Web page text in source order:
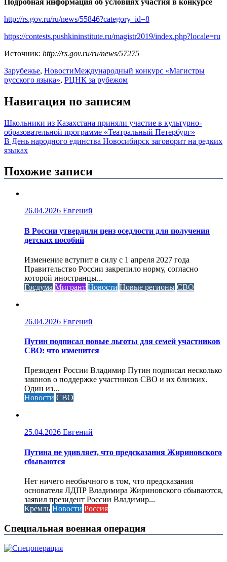
http://rs.gov.ru/ru/news/55846?category_id=8
https://contests.pushkininstitute.ru/magistr2019/index.php?locale=ru
Источник: http://rs.gov.ru/ru/news/57275
Зарубежье, НовостиМеждународный конкурс «Магистры
русского языка», РЦНК за рубежом
Навигация по записям
Школьники из Казахстана приняли участие в культурно-
образовательной программе «Театральный Петербург»
В День народного единства Новосибирск заговорит на редких
языках
Похожие записи
26.04.2026 Евгений
В России утвердили ценз оседлости для получения
детских пособий
Изменение вступит в силу с 1 апреля 2027 года
Правительство России закрепило норму, согласно
которой иностранцы...
Госдума Мигрант Новости Новые регионы СВО
26.04.2026 Евгений
Путин подписал новые льготы для семей участников
СВО: что изменится
Президент России Владимир Путин подписал несколько
законов о поддержке участников СВО и их близких.
Один из...
Новости СВО
25.04.2026 Евгений
Путина не удивляет, что предсказания Жириновского
сбываются
Нет ничего необычного в том, что предсказания
основателя ЛДПР Владимира Жириновского сбываются,
заявил президент России Владимир...
Кремль Новости Россия
Специальная военная операция